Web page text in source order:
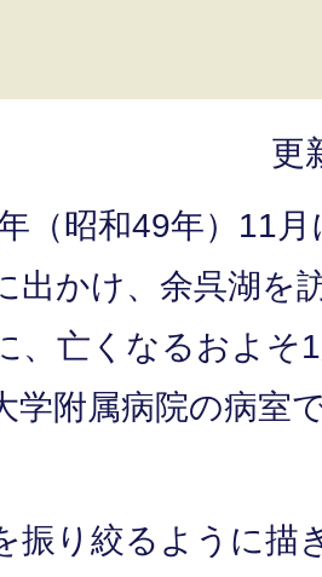
更
（昭和49年）11
出かけ、余呉湖を
、亡くなるおよそ
学附属病院の病室
振り絞るように描